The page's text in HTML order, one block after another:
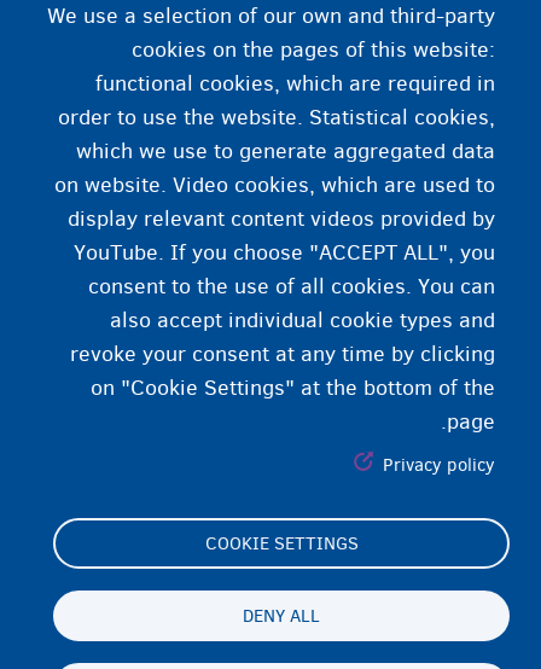
این دو ماه انجام نشود، این مدت به5ماه تمدید
می‌شود.
اگر خطری امنیت و نظم عمومی را تهدید کند، این
مدت به8ماه تمدید می‌شود.
برای روند‌های خاص (قانون دوبلین، بازداشت در مرز
و غیره)، مدت بازداشت متفاوت است.
We use a selection of our own and third-party
cookies on the pages of this website:
functional cookies, which are required in
order to use the website. Statistical cookies,
which we use to generate aggregated data
on website. Video cookies, which are used to
display relevant content videos provided by
YouTube. If you choose "ACCEPT ALL", you
consent to the use of all cookies. You can
also accept individual cookie types and
revoke your consent at any time by clicking
on "Cookie Settings" at the bottom of the
page.
Privacy policy
COOKIE SETTINGS
DENY ALL
Footer
(menu)
Cookie Settings